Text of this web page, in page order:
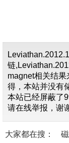
链
magnet相关结
得，本站并没有
本站已经屏蔽了
请在线举报，谢
大家都在搜：